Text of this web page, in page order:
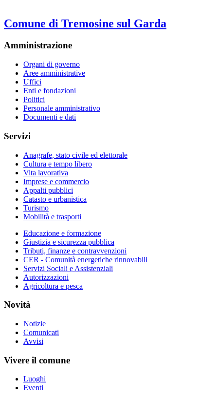
Comune di Tremosine sul Garda
Amministrazione
Organi di governo
Aree amministrative
Uffici
Enti e fondazioni
Politici
Personale amministrativo
Documenti e dati
Servizi
Anagrafe, stato civile ed elettorale
Cultura e tempo libero
Vita lavorativa
Imprese e commercio
Appalti pubblici
Catasto e urbanistica
Turismo
Mobilità e trasporti
Educazione e formazione
Giustizia e sicurezza pubblica
Tributi, finanze e contravvenzioni
CER - Comunità energetiche rinnovabili
Servizi Sociali e Assistenziali
Autorizzazioni
Agricoltura e pesca
Novità
Notizie
Comunicati
Avvisi
Vivere il comune
Luoghi
Eventi